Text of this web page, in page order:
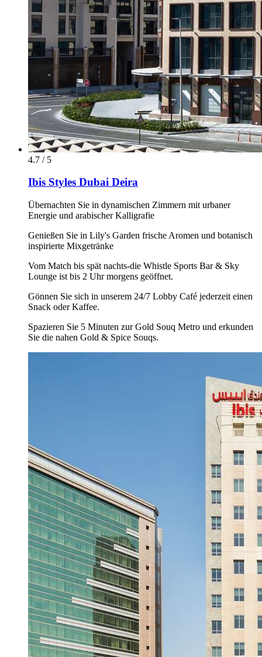
4.7 / 5
Ibis Styles Dubai Deira
Übernachten Sie in dynamischen Zimmern mit urbaner
Energie und arabischer Kalligrafie
Genießen Sie in Lily's Garden frische Aromen und botanisch
inspirierte Mixgetränke
Vom Match bis spät nachts-die Whistle Sports Bar & Sky
Lounge ist bis 2 Uhr morgens geöffnet.
Gönnen Sie sich in unserem 24/7 Lobby Café jederzeit einen
Snack oder Kaffee.
Spazieren Sie 5 Minuten zur Gold Souq Metro und erkunden
Sie die nahen Gold & Spice Souqs.